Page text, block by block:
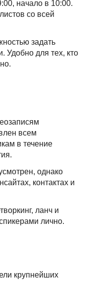
начало в 10:00.
со всей
задать
Удобно для тех, кто
всем
в течение
однако
контактах и
ланч и
лично.
крупнейших